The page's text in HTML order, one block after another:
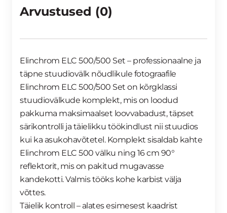
Arvustused (0)
Elinchrom ELC 500/500 Set – professionaalne ja
täpne stuudiovälk nõudlikule fotograafile
Elinchrom ELC 500/500 Set on kõrgklassi
stuudiovälkude komplekt, mis on loodud
pakkuma maksimaalset loovvabadust, täpset
särikontrolli ja täielikku töökindlust nii stuudios
kui ka asukohavõtetel. Komplekt sisaldab kahte
Elinchrom ELC 500 välku ning 16 cm 90°
reflektorit, mis on pakitud mugavasse
kandekotti. Valmis tööks kohe karbist välja
võttes.
Täielik kontroll – alates esimesest kaadrist